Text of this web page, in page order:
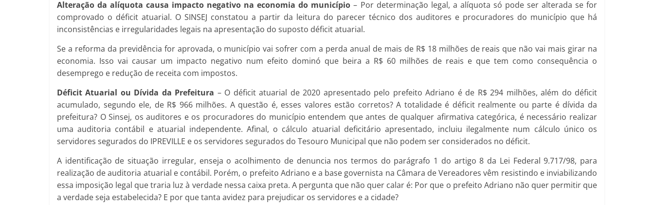
Alteração da alíquota causa impacto negativo na economia do município – Por determinação legal, a alíquota só pode ser alterada se for
comprovado o déficit atuarial. O SINSEJ constatou a partir da leitura do parecer técnico dos auditores e procuradores do município que há
inconsistências e irregularidades legais na apresentação do suposto déficit atuarial.
Se a reforma da previdência for aprovada, o município vai sofrer com a perda anual de mais de R$ 18 milhões de reais que não vai mais girar na
economia. Isso vai causar um impacto negativo num efeito dominó que beira a R$ 60 milhões de reais e que tem como consequência o
desemprego e redução de receita com impostos.
Déficit Atuarial ou Dívida da Prefeitura – O déficit atuarial de 2020 apresentado pelo prefeito Adriano é de R$ 294 milhões, além do déficit
acumulado, segundo ele, de R$ 966 milhões. A questão é, esses valores estão corretos? A totalidade é déficit realmente ou parte é dívida da
prefeitura? O Sinsej, os auditores e os procuradores do município entendem que antes de qualquer afirmativa categórica, é necessário realizar
uma auditoria contábil e atuarial independente. Afinal, o cálculo atuarial deficitário apresentado, incluiu ilegalmente num cálculo único os
servidores segurados do IPREVILLE e os servidores segurados do Tesouro Municipal que não podem ser considerados no déficit.
A identificação de situação irregular, enseja o acolhimento de denuncia nos termos do parágrafo 1 do artigo 8 da Lei Federal 9.717/98, para
realização de auditoria atuarial e contábil. Porém, o prefeito Adriano e a base governista na Câmara de Vereadores vêm resistindo e inviabilizando
essa imposição legal que traria luz à verdade nessa caixa preta. A pergunta que não quer calar é: Por que o prefeito Adriano não quer permitir que
a verdade seja estabelecida? E por que tanta avidez para prejudicar os servidores e a cidade?